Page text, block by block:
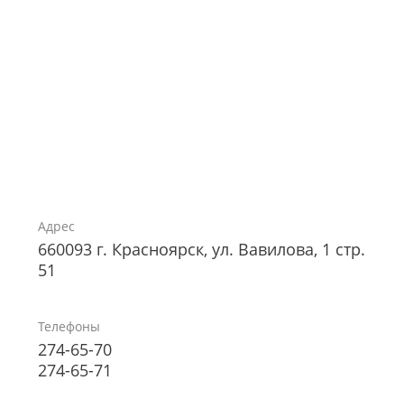
Адрес
660093 г. Красноярск, ул. Вавилова, 1 стр.
51
Телефоны
274-65-70
274-65-71